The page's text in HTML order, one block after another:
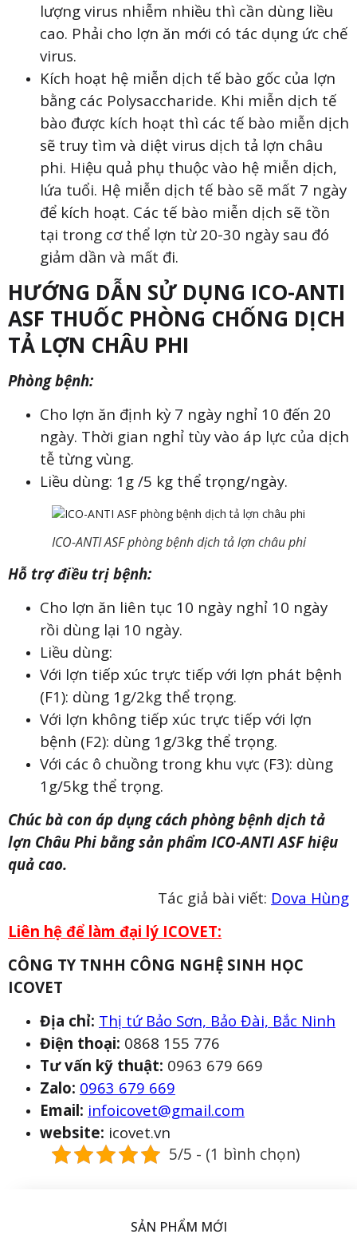
SẢN PHẨM MỚI
lượng virus nhiễm nhiều thì cần dùng liều
cao. Phải cho lợn ăn mới có tác dụng ức chế
virus.
Kích hoạt hệ miễn dịch tế bào gốc của lợn
bằng các Polysaccharide. Khi miễn dịch tế
bào được kích hoạt thì các tế bào miễn dịch
sẽ truy tìm và diệt virus dịch tả lợn châu
phi. Hiệu quả phụ thuộc vào hệ miễn dịch,
lứa tuổi. Hệ miễn dịch tế bào sẽ mất 7 ngày
để kích hoạt. Các tế bào miễn dịch sẽ tồn
tại trong cơ thể lợn từ 20-30 ngày sau đó
giảm dần và mất đi.
HƯỚNG DẪN SỬ DỤNG ICO-ANTI
ASF THUỐC PHÒNG CHỐNG DỊCH
TẢ LỢN CHÂU PHI
Phòng bệnh:
Cho lợn ăn định kỳ 7 ngày nghỉ 10 đến 20
ngày. Thời gian nghỉ tùy vào áp lực của dịch
tễ từng vùng.
Liều dùng: 1g /5 kg thể trọng/ngày.
ICO-ANTI ASF phòng bệnh dịch tả lợn châu phi
Hỗ trợ điều trị bệnh:
Cho lợn ăn liên tục 10 ngày nghỉ 10 ngày
rồi dùng lại 10 ngày.
Liều dùng:
Với lợn tiếp xúc trực tiếp với lợn phát bệnh
(F1): dùng 1g/2kg thể trọng.
Với lợn không tiếp xúc trực tiếp với lợn
bệnh (F2): dùng 1g/3kg thể trọng.
Với các ô chuồng trong khu vực (F3): dùng
1g/5kg thể trọng.
Chúc bà con áp dụng cách phòng bệnh dịch tả
lợn Châu Phi bằng sản phẩm ICO-ANTI ASF hiệu
quả cao.
Tác giả bài viết: Dova Hùng
Liên hệ để làm đại lý ICOVET:
CÔNG TY TNHH CÔNG NGHỆ SINH HỌC
ICOVET
Địa chỉ: Thị tứ Bảo Sơn, Bảo Đài, Bắc Ninh
Điện thoại: 0868 155 776
Tư vấn kỹ thuật: 0963 679 669
Zalo: 0963 679 669
Email: infoicovet@gmail.com
website: icovet.vn
5/5 - (1 bình chọn)